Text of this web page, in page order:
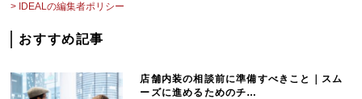
> IDEALの編集者ポリシー
おすすめ記事
店舗内装の相談前に準備すべきこと｜スム
ーズに進めるためのチ…